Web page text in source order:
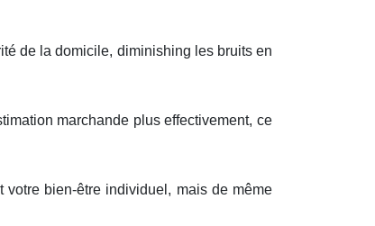
de ladomicile, diminishing les bruits en
marchande pluseffectivement, ce
votre bien-être individuel , mais de même